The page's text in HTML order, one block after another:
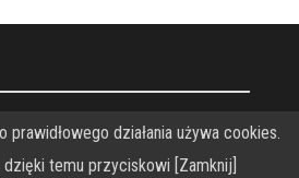
specjaliści stron www WordPress
prawidłowego działania używa cookies.
dzięki temu przyciskowi [Zamknij]